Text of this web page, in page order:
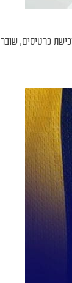
כרטיסים, שובר